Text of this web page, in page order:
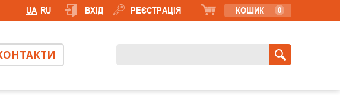
КОШИК 0
UA RU ВХІД РЕЄСТРАЦІЯ